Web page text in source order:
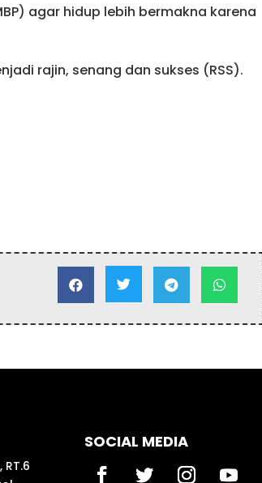
agar hidup lebih bermakna karena
rajin, senang dan sukses (RSS).
   
SOCIAL MEDIA